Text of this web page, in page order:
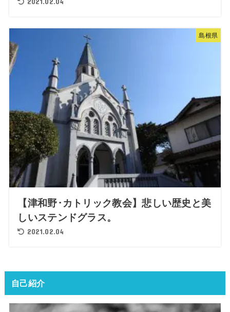
島根県
【津和野･カトリック教会】悲しい歴史と美
しいステンドグラス。
2021.02.04
自己紹介